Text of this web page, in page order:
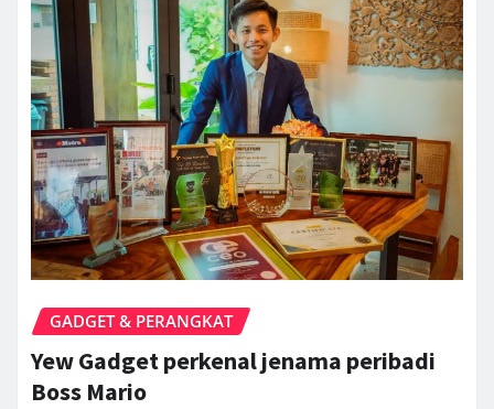
GADGET & PERANGKAT
Yew Gadget perkenal jenama peribadi
Boss Mario